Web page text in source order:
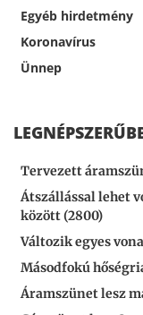
Egyéb hirdetmény
Koronavírus
Ünnep
Tervezett
Átszállással lehet
között (2800)
Változik egyes
Másodfokú
Áramszünet lesz